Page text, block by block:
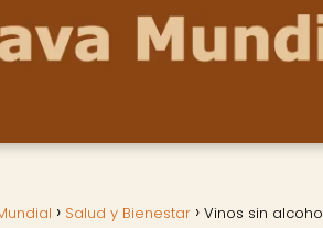
Salud y Bienestar Vinos sin